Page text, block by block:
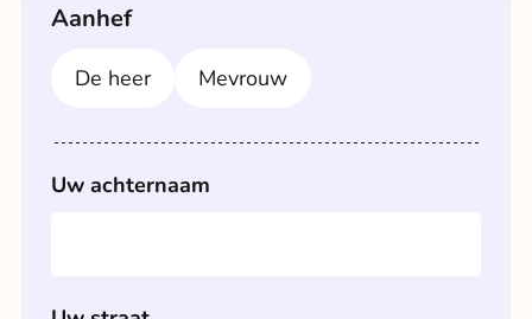
Aanhef
De heer Mevrouw
Uw achternaam